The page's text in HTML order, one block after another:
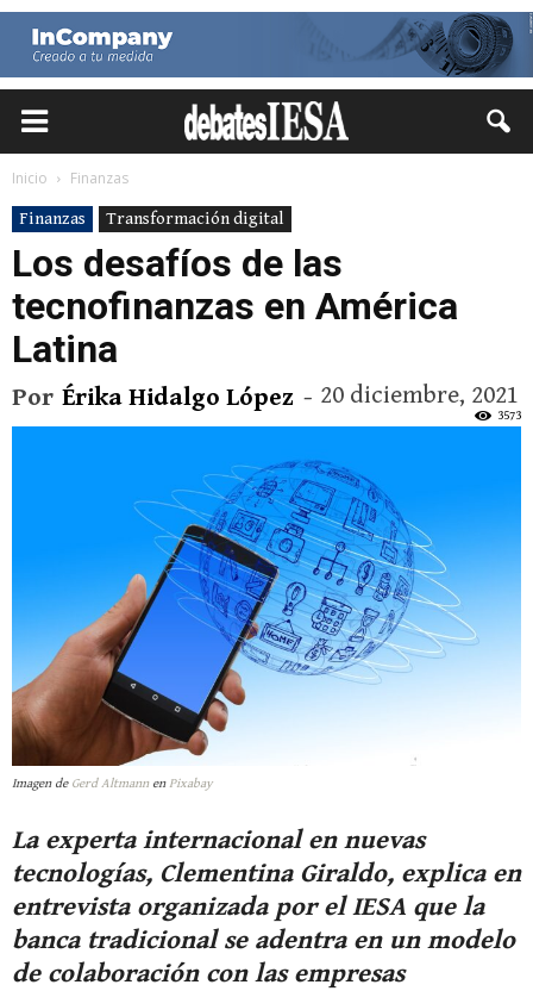
Inicio
Finanzas
Finanzas
Transformación digital
Los desafíos de las
tecnofinanzas en América
Latina
Por Érika Hidalgo López - 20 diciembre, 2021
3573
Imagen de Gerd Altmann enPixabay
La experta internacional en nuevas
tecnologías, Clementina Giraldo, explica en
entrevista organizada por el IESA que la
banca tradicional se adentra en un modelo
de colaboración con las empresas